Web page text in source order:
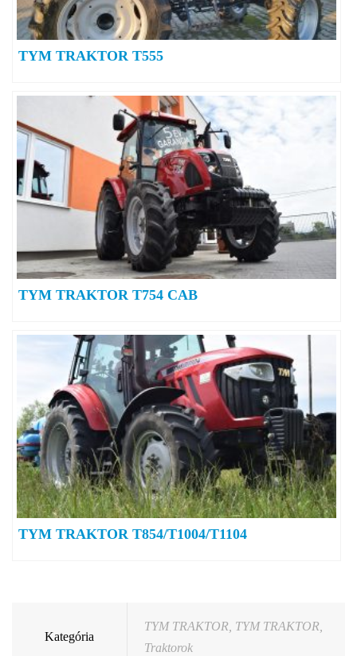
TYM TRAKTOR T555
TYM TRAKTOR T754 CAB
TYM TRAKTOR T854/T1004/T1104
Kategória
TYM TRAKTOR TYM TRAKTOR
Traktorok